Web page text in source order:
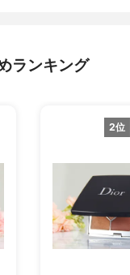
ランキング
2位